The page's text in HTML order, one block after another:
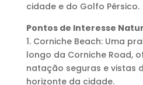
cidade e do Golfo Pérsico.
Pontos de Interesse
1. Corniche Beach: Uma
longo da Corniche Road,
natação seguras e vistas
horizonte da cidade.